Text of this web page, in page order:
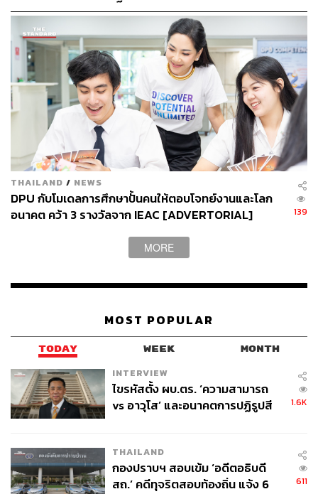
ใหญ่
ส่วนพื้นที่แบบ Flex มาพร้อมฟังก์ชันสำนักงานครบครัน
พร้อมด้วยทีมบริหารจัดการพื้นที่มืออาชีพ เช่น Co-working
Space ซึ่งผู้ใช้บริการจะแชร์พื้นที่ส่วนกลาง ห้องประชุม และ
ห้องครัว ร่วมกับผู้ใช้บริการรายอื่น รูปแบบนี้จึงเหมาะกับ
ธุรกิจขนาดเล็ก, SMEs, Startup, ฟรีแลนซ์ หรือแม้แต่การทำ
โปรเจกต์สั้นๆ ขององค์กรขนาดใหญ่ เพราะจะช่วยลดต้นทุน
ด้านการตกแต่งออฟฟิศและการเช่าพื้นที่ใหม่ ถือว่าคุ้มค่า
มาก ที่สำคัญพื้นที่แบบ Flex จะคิดค่าเช่าต่อผู้ใช้บริการ และ
สัญญาเช่าระยะสั้นเริ่มต้นที่ 1 เดือนเท่านั้น
มหาวิทยาลัย – Silicon Valley
THAILAND / NEWS
DPU กับโมเดลการศึกษาปั้นคนให้ตอบโจทย์งานและโลก
อนาคต คว้า 3 รางวัลจาก IEAC [ADVERTORIAL]
139
MORE
MOST POPULAR
TODAY WEEK MONTH
INTERVIEW
ไขรหัสตั้ง ผบ.ตร. ‘ความสามารถ
vs อาวุโส’ และอนาคตการปฏิรูปสี
1.6K
THAILAND
กองปราบฯ สอบเข้ม ‘อดีตอธิบดี
สถ.’ คดีทุจริตสอบท้องถิ่น แจ้ง 6
611